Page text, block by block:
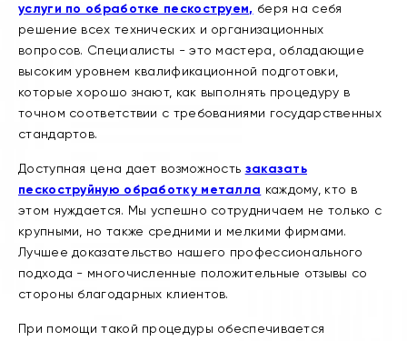
услуги по обработке пескоструем, беря на себя
решение всех технических и организационных
вопросов. Специалисты - это мастера, обладающие
высоким уровнем квалификационной подготовки,
которые хорошо знают, как выполнять процедуру в
точном соответствии с требованиями государственных
стандартов.
Доступная цена дает возможность заказать
пескоструйную обработку металла каждому, кто в
этом нуждается. Мы успешно сотрудничаем не только с
крупными, но также средними и мелкими фирмами.
Лучшее доказательство нашего профессионального
подхода - многочисленные положительные отзывы со
стороны благодарных клиентов.
При помощи такой процедуры обеспечивается